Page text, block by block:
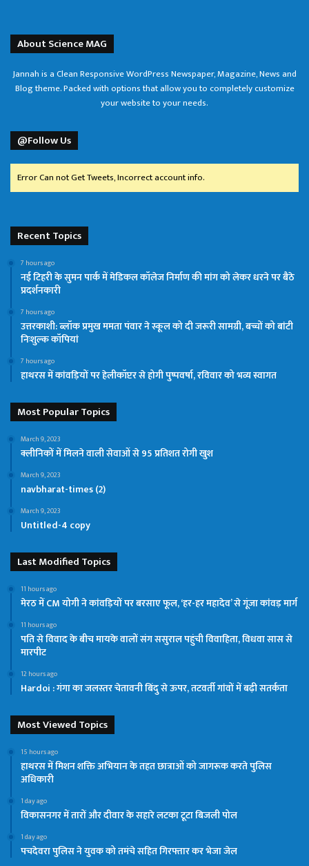
About Science MAG
Jannah is a Clean Responsive WordPress Newspaper, Magazine, News and
Blog theme. Packed with options that allow you to completely customize
your website to your needs.
@Follow Us
Error Can not Get Tweets, Incorrect account info.
Recent Topics
7 hours ago
नई टिहरी के सुमन पार्क में मेडिकल कॉलेज निर्माण की मांग को लेकर धरने पर बैठे
प्रदर्शनकारी
7 hours ago
उत्तरकाशी: ब्लॉक प्रमुख ममता पंवार ने स्कूल को दी जरूरी सामग्री, बच्चों को बांटी
निःशुल्क कॉपियां
7 hours ago
हाथरस में कांवड़ियों पर हेलीकॉप्टर से होगी पुष्पवर्षा, रविवार को भव्य स्वागत
Most Popular Topics
March 9, 2023
क्लीनिकों में मिलने वाली सेवाओं से 95 प्रतिशत रोगी खुश
March 9, 2023
navbharat-times (2)
March 9, 2023
Untitled-4 copy
Last Modified Topics
11 hours ago
मेरठ में CM योगी ने कांवड़ियों पर बरसाए फूल, ‘हर-हर महादेव’ से गूंजा कांवड़ मार्ग
11 hours ago
पति से विवाद के बीच मायके वालों संग ससुराल पहुंची विवाहिता, विधवा सास से
मारपीट
12 hours ago
Hardoi : गंगा का जलस्तर चेतावनी बिंदु से ऊपर, तटवर्ती गांवों में बढ़ी सतर्कता
Most Viewed Topics
15 hours ago
हाथरस में मिशन शक्ति अभियान के तहत छात्राओं को जागरूक करते पुलिस
अधिकारी
1 day ago
विकासनगर में तारों और दीवार के सहारे लटका टूटा बिजली पोल
1 day ago
पचदेवरा पुलिस ने युवक को तमंचे सहित गिरफ्तार कर भेजा जेल